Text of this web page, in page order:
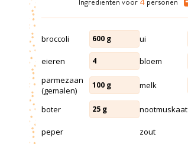
Ingrediënten voor 4 personen
broccoli 600 g ui
eieren 4 bloem
parmezaan
(gemalen)
100 g melk
boter 25 g nootmuskaat
peper zout